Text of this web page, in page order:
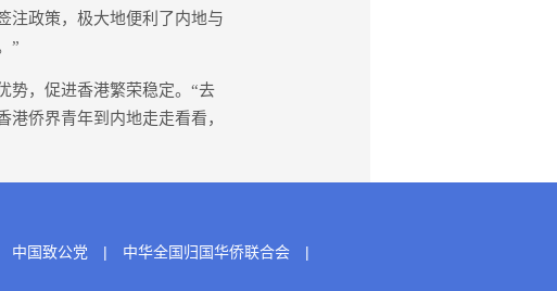
注政策，极大地便利了内地与
”
，促进香港繁荣稳定。“去
侨界青年到内地走走看看，
中国致公党 | 中华全国归国华侨联合会
|